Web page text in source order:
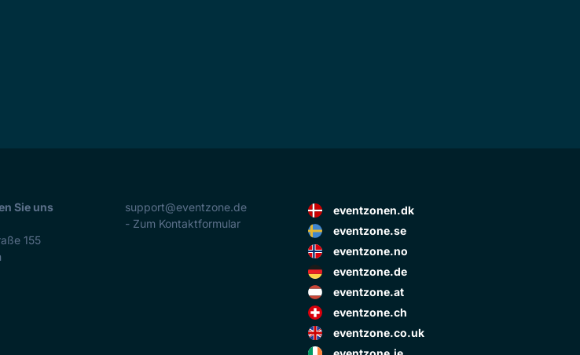
Sie uns
155
support@eventzone.de
- Zum Kontaktformular
eventzonen.dk
eventzone.se
eventzone.no
eventzone.de
eventzone.at
eventzone.ch
eventzone.co.uk